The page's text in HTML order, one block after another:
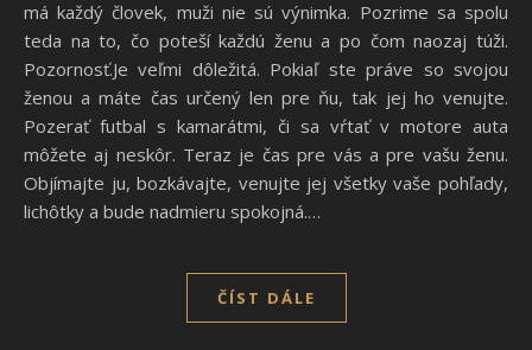
má každý človek, muži nie sú výnimka. Pozrime sa spolu
teda na to, čo poteší každú ženu a po čom naozaj túži.
Pozornosť.Je veľmi dôležitá. Pokiaľ ste práve so svojou
ženou a máte čas určený len pre ňu, tak jej ho venujte.
Pozerať futbal s kamarátmi, či sa vŕtať v motore auta
môžete aj neskôr. Teraz je čas pre vás a pre vašu ženu.
Objímajte ju, bozkávajte, venujte jej všetky vaše pohľady,
lichôtky a bude nadmieru spokojná.…
ČÍST DÁLE